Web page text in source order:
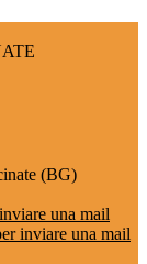
(BG)
una mail
inviare una mail